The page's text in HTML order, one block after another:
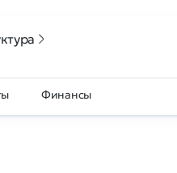
Финансы